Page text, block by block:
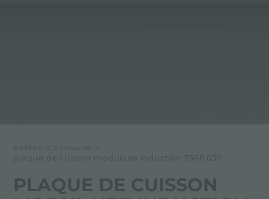
balises d'annuaire
>
plaque de cuisson modulaire induction 7366 030
PLAQUE DE CUISSON